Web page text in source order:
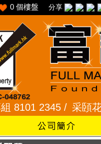
0 個樓盤 分享
采頣花園 2345 9927 /